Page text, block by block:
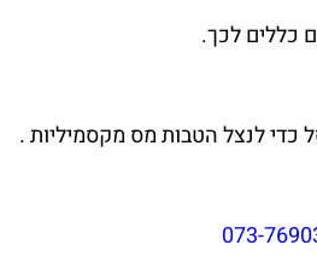
כדי לנצל הטבות מס מקסמיליות .